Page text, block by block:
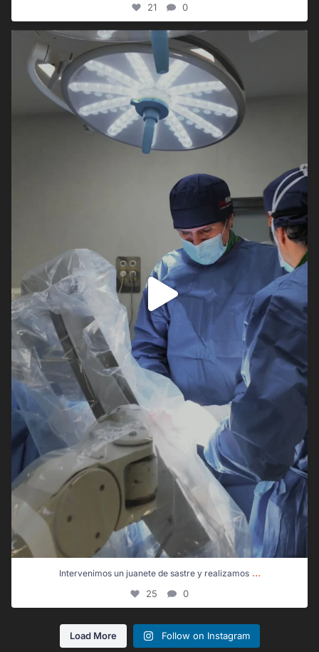
21 0
Intervenimos un juanete de sastre y realizamos...
25 0
Intervenimos un juanete de sastre y realizamos ...
25 0
Load More Follow on Instagram